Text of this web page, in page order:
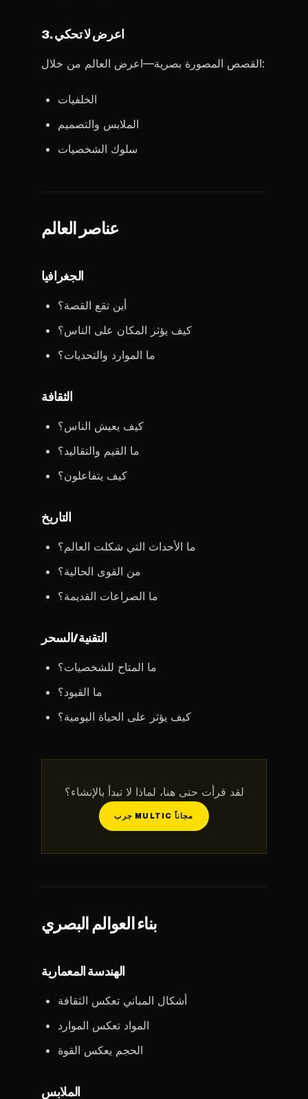
3. اعرض لا تحكي
القصص المصورة بصرية—اعرض العالم من خلال:
الخلفيات
الملابس والتصميم
سلوك الشخصيات
عناصر العالم
الجغرافيا
أين تقع القصة؟
كيف يؤثر المكان على الناس؟
ما الموارد والتحديات؟
الثقافة
كيف يعيش الناس؟
ما القيم والتقاليد؟
كيف يتفاعلون؟
التاريخ
ما الأحداث التي شكلت العالم؟
من القوى الحالية؟
ما الصراعات القديمة؟
التقنية/السحر
ما المتاح للشخصيات؟
ما القيود؟
كيف يؤثر على الحياة اليومية؟
لقد قرأت حتى هنا، لماذا لا تبدأ بالإنشاء؟
جرب MULTIC مجاناً
بناء العوالم البصري
الهندسة المعمارية
أشكال المباني تعكس الثقافة
المواد تعكس الموارد
الحجم يعكس القوة
الملابس